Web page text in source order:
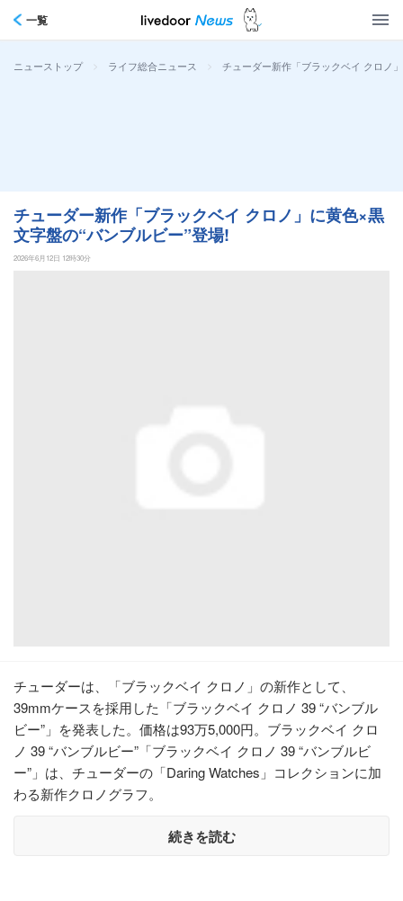
一覧
ニューストップ > ライフ総合ニュース > チューダー新作「ブラックベイ クロノ
チューダー新作「ブラックベイ クロノ」に黄色×黒
文字盤の“バンブルビー”登場!
2026年6月12日 12時30分
チューダーは、「ブラックベイ クロノ」の新作として、
39mmケースを採用した「ブラックベイ クロノ 39 “バンブル
ビー”」を発表した。価格は93万5,000円。ブラックベイ クロ
ノ 39 “バンブルビー”「ブラックベイ クロノ 39 “バンブルビ
ー”」は、チューダーの「Daring Watches」コレクションに加
わる新作クロノグラフ。
続きを読む